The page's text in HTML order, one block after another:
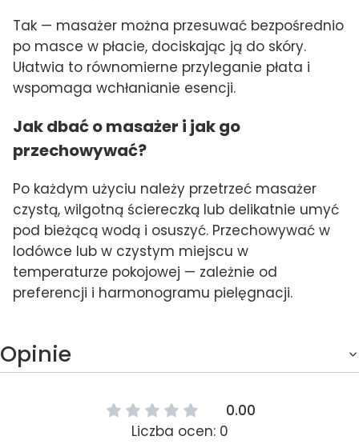
Tak — masażer można przesuwać bezpośrednio
po masce w płacie, dociskając ją do skóry.
Ułatwia to równomierne przyleganie płata i
wspomaga wchłanianie esencji.
Jak dbać o masażer i jak go
przechowywać?
Po każdym użyciu należy przetrzeć masażer
czystą, wilgotną ściereczką lub delikatnie umyć
pod bieżącą wodą i osuszyć. Przechowywać w
lodówce lub w czystym miejscu w
temperaturze pokojowej — zależnie od
preferencji i harmonogramu pielęgnacji.
Opinie
0.00
Liczba ocen: 0